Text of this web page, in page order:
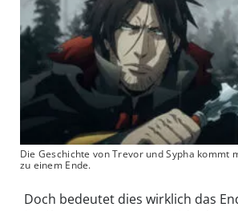
Die Geschichte von Trevor und Sypha kommt
zu einem Ende.
Doch bedeutet dies wirklich das